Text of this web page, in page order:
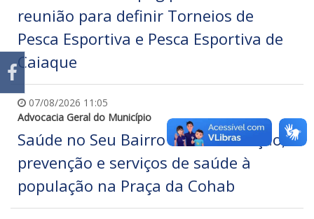
reunião para definir Torneios de
Pesca Esportiva e Pesca Esportiva de
Caiaque
07/08/2026 11:05
Advocacia Geral do Município
Saúde no Seu Bairro leva orientação,
prevenção e serviços de saúde à
população na Praça da Cohab